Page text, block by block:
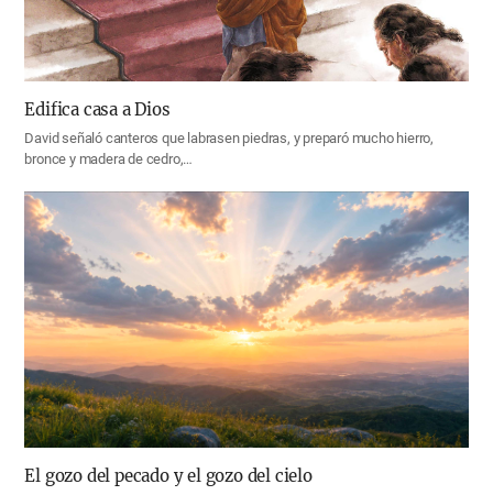
Edifica casa a Dios
David señaló canteros que labrasen piedras, y preparó mucho hierro,
bronce y madera de cedro,…
El gozo del pecado y el gozo del cielo